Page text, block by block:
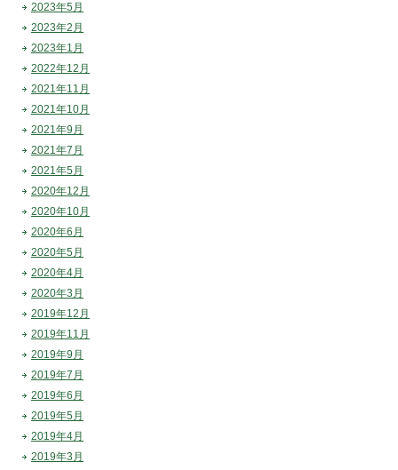
2023年5月
2023年2月
2023年1月
2022年12月
2021年11月
2021年10月
2021年9月
2021年7月
2021年5月
2020年12月
2020年10月
2020年6月
2020年5月
2020年4月
2020年3月
2019年12月
2019年11月
2019年9月
2019年7月
2019年6月
2019年5月
2019年4月
2019年3月